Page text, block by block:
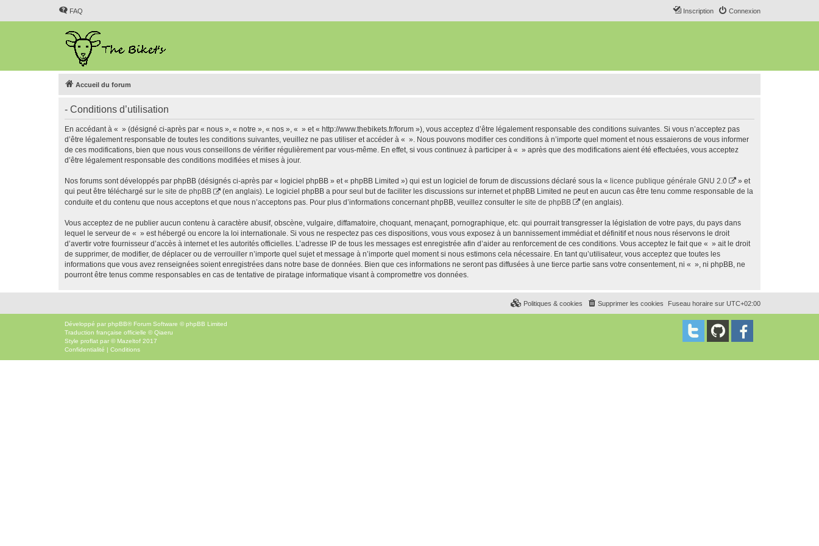
FAQ Connexion
Inscription
Accueil du forum
- Conditions d’utilisation
En accédant à « » (désigné ci-après par « nous », « notre », « nos », « » et « http://www.thebikets.fr/forum »), vous acceptez d’être légalement responsable des conditions suivantes. Si vous n’acceptez pas
d’être légalement responsable de toutes les conditions suivantes, veuillez ne pas utiliser et accéder à « ». Nous pouvons modifier ces conditions à n’importe quel moment et nous essaierons de vous informer
de ces modifications, bien que nous vous conseillons de vérifier régulièrement par vous-même. En effet, si vous continuez à participer à « » après que des modifications aient été effectuées, vous acceptez
d’être légalement responsable des conditions modifiées et mises à jour.
Nos forums sont développés par phpBB (désignés ci-après par « logiciel phpBB » et « phpBB Limited ») qui est un logiciel de forum de discussions déclaré sous la « licence publique générale GNU 2.0
» et
qui peut être téléchargé sur le site de phpBB
(en anglais). Le logiciel phpBB a pour seul but de faciliter les discussions sur internet et phpBB Limited ne peut en aucun cas être tenu comme responsable de la
conduite et du contenu que nous acceptons et que nous n’acceptons pas. Pour plus d’informations concernant phpBB, veuillez consulter le site de phpBB (en anglais).
Vous acceptez de ne publier aucun contenu à caractère abusif, obscène, vulgaire, diffamatoire, choquant, menaçant, pornographique, etc. qui pourrait transgresser la législation de votre pays, du pays dans
lequel le serveur de « » est hébergé ou encore la loi internationale. Si vous ne respectez pas ces dispositions, vous vous exposez à un bannissement immédiat et définitif et nous nous réservons le droit
d’avertir votre fournisseur d’accès à internet et les autorités officielles. L’adresse IP de tous les messages est enregistrée afin d’aider au renforcement de ces conditions. Vous acceptez le fait que « » ait le droit
de supprimer, de modifier, de déplacer ou de verrouiller n’importe quel sujet et message à n’importe quel moment si nous estimons cela nécessaire. En tant qu’utilisateur, vous acceptez que toutes les
informations que vous avez renseignées soient enregistrées dans notre base de données. Bien que ces informations ne seront pas diffusées à une tierce partie sans votre consentement, ni « », ni phpBB, ne
pourront être tenus comme responsables en cas de tentative de piratage informatique visant à compromettre vos données.
Fuseau horaire sur UTC+02:00
Supprimer les cookies
Politiques & cookies
Développé par phpBB® Forum Software © phpBB Limited
Traduction française officielle ©Qiaeru
Style proflat par © Mazeltof 2017
Confidentialité | Conditions